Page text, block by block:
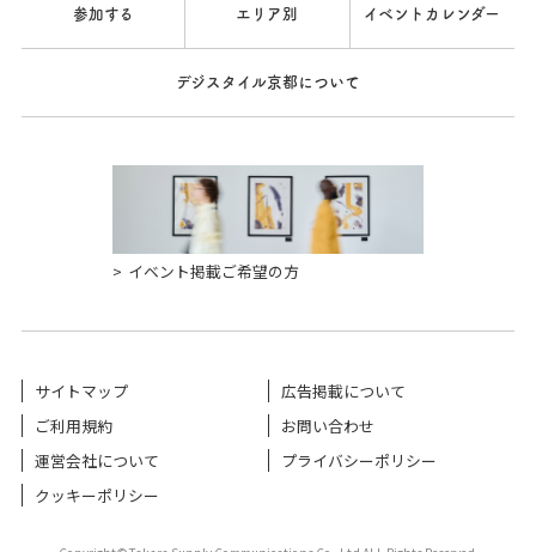
参加する エリア別 イベントカレンダー
デジスタイル京都について
イベント掲載ご希望の方
サイトマップ
広告掲載について
ご利用規約
お問い合わせ
運営会社について
プライバシーポリシー
クッキーポリシー